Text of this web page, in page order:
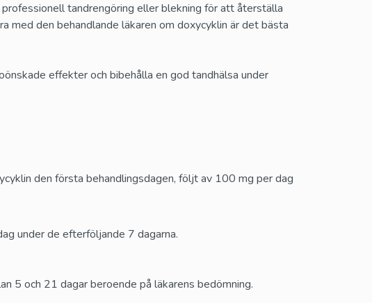
tandrengöring eller blekning för att återställa
med den behandlande läkaren om doxycyklin är det bästa
effekter och bibehålla en god tandhälsa under
den första behandlingsdagen, följt av 100 mg per dag
under de efterföljande 7 dagarna.
5 och 21 dagar beroende på läkarens bedömning.